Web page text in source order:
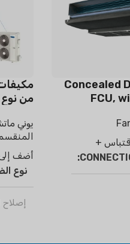
Concealed
FCU,
+
من نوع
يوني
أضف
نوع
إصلاح